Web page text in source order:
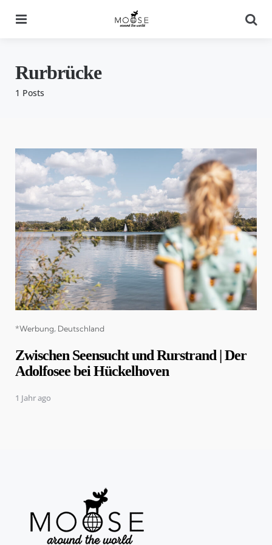
1 Posts
Rurbrücke
Categories
*Werbung Deutschland
Zwischen Seensucht und Rurstrand | Der
Adolfosee bei Hückelhoven
1 Jahr ago